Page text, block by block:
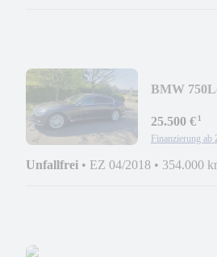
BMW
25.500 €¹
Finanzierung ab
Unfallfrei • EZ 04/2018 • 354.000